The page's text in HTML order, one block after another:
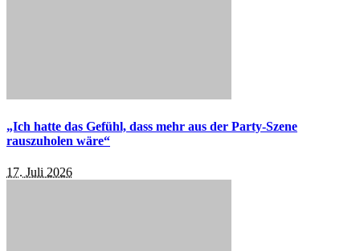
„Ich hatte das Gefühl, dass mehr aus der Party-Szene
rauszuholen wäre“
17. Juli 2026